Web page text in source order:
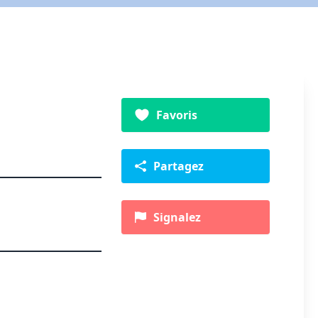
Favoris
Partagez
Signalez